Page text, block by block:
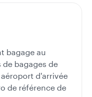
bagage au
bagages de
d'arrivée
de référence de